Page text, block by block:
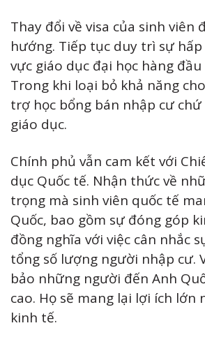
Thay đổi về visa của sinh viên
hướng. Tiếp tục duy trì sự
vực giáo dục đại học hàng đầu
Trong khi loại bỏ khả năng
trợ học bổng bán nhập cư
giáo dục.
Chính phủ vẫn cam kết với
dục Quốc tế. Nhận thức về
trọng mà sinh viên quốc tế
Quốc, bao gồm sự đóng góp
đồng nghĩa với việc cân nhắc
tổng số lượng người nhập cư.
bảo những người đến Anh
cao. Họ sẽ mang lại lợi ích lớn
kinh tế.